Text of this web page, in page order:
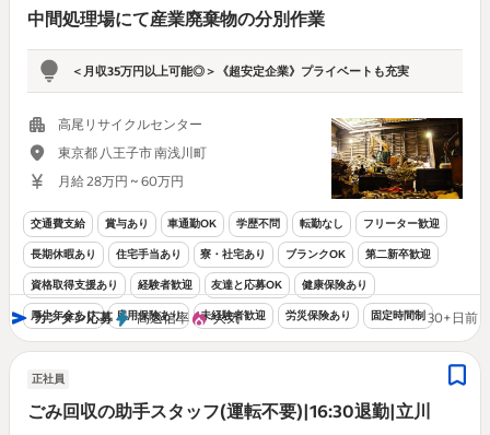
中間処理場にて産業廃棄物の分別作業
＜月収35万円以上可能◎＞《超安定企業》プライベートも充実
高尾リサイクルセンター
東京都 八王子市 南浅川町
月給 28万円 ~ 60万円
交通費支給 賞与あり 車通勤OK 学歴不問 転勤なし フリーター歓迎
長期休暇あり 住宅手当あり 寮・社宅あり ブランクOK 第二新卒歓迎
資格取得支援あり 経験者歓迎 友達と応募OK 健康保険あり
厚生年金あり 雇用保険あり 未経験者歓迎 労災保険あり 固定時間制
カンタン応募 高返信率 人気 30+日前
正社員
ごみ回収の助手スタッフ(運転不要)|16:30退勤|立川